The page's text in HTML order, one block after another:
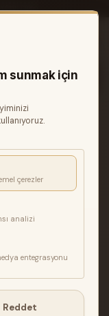
sunmak için
çerezler
analizi
entegrasyonu
Reddet